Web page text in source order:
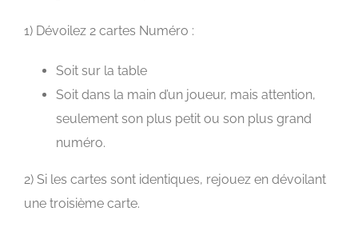
1) Dévoilez 2 cartes Numéro :
Soit sur la table
Soit dans la main d’un joueur, mais attention,
seulement son plus petit ou son plus grand
numéro.
2) Si les cartes sont identiques, rejouez en dévoilant
une troisième carte.